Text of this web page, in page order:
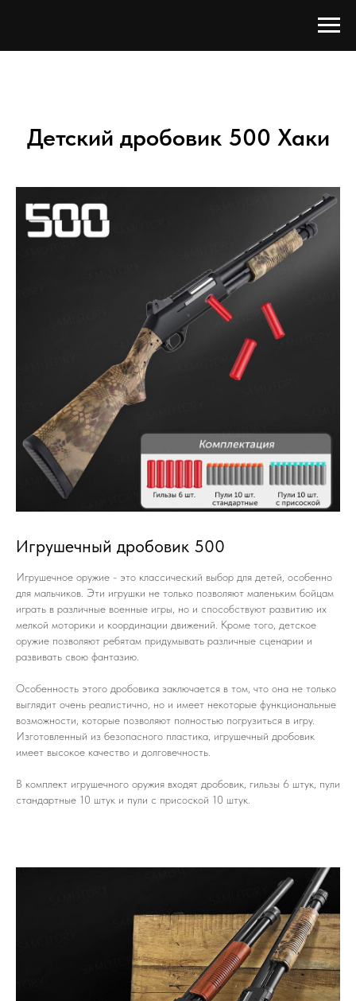
Детский дробовик 500 Хаки
Игрушечный дробовик 500
Игрушечное оружие - это классический выбор для детей, особенно
для мальчиков. Эти игрушки не только позволяют маленьким бойцам
играть в различные военные игры, но и способствуют развитию их
мелкой моторики и координации движений. Кроме того, детское
оружие позволяют ребятам придумывать различные сценарии и
развивать свою фантазию.
Особенность этого дробовика заключается в том, что она не только
выглядит очень реалистично, но и имеет некоторые функциональные
возможности, которые позволяют полностью погрузиться в игру.
Изготовленный из безопасного пластика, игрушечный дробовик
имеет высокое качество и долговечность.
В комплект игрушечного оружия входят дробовик, гильзы 6 штук, пули
стандартные 10 штук и пули с присоской 10 штук.